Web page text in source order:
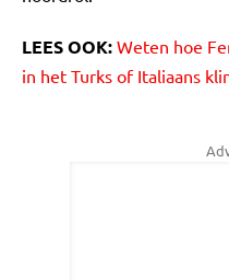
LEES OOK: Weten hoe
in het Turks of Italiaans